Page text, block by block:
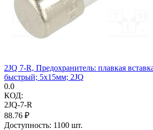
2JQ 7-R, Предохранитель: плавкая
быстрый; 5x15мм; 2JQ
0.0
КОД:
2JQ-7-R
88.76 ₽
Доступность: 1100 шт.